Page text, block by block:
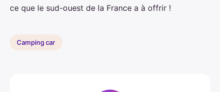
ce que le sud-ouest de la France a à offrir !
Camping car